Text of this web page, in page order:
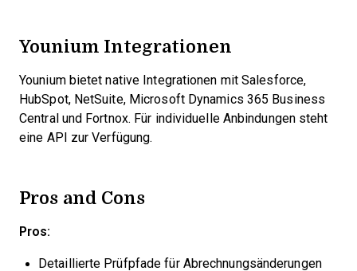
Younium Integrationen
Younium bietet native Integrationen mit Salesforce,
HubSpot, NetSuite, Microsoft Dynamics 365 Business
Central und Fortnox. Für individuelle Anbindungen steht
eine API zur Verfügung.
Pros and Cons
Pros:
Detaillierte Prüfpfade für Abrechnungsänderungen